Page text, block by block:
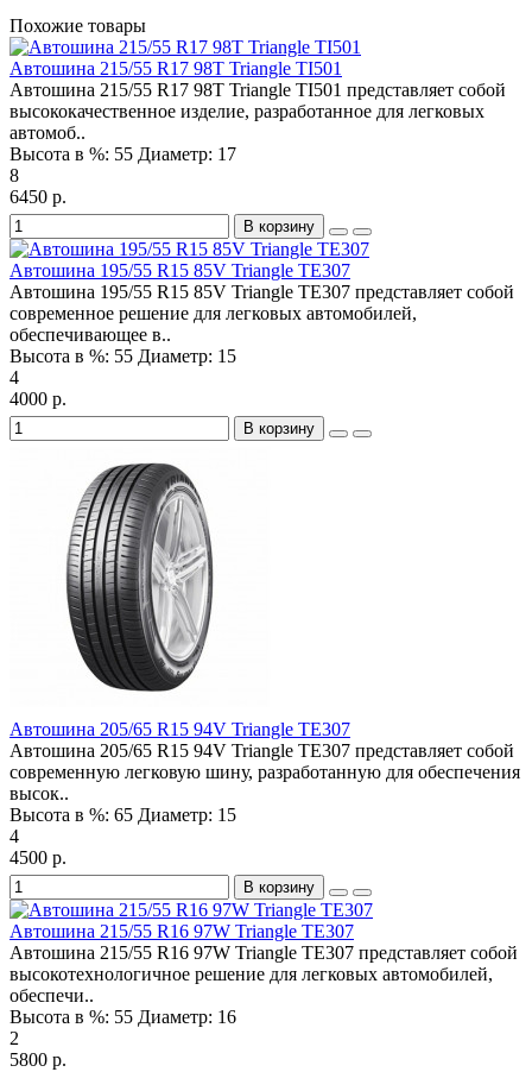
Похожие товары
Автошина 215/55 R17 98T Triangle TI501
Автошина 215/55 R17 98T Triangle TI501 представляет собой
высококачественное изделие, разработанное для легковых
автомоб..
Высота в %: 55 Диаметр: 17
8
6450 р.
В корзину
Автошина 195/55 R15 85V Triangle TE307
Автошина 195/55 R15 85V Triangle TE307 представляет собой
современное решение для легковых автомобилей,
обеспечивающее в..
Высота в %: 55 Диаметр: 15
4
4000 р.
В корзину
Автошина 205/65 R15 94V Triangle TE307
Автошина 205/65 R15 94V Triangle TE307 представляет собой
современную легковую шину, разработанную для обеспечения
высок..
Высота в %: 65 Диаметр: 15
4
4500 р.
В корзину
Автошина 215/55 R16 97W Triangle TE307
Автошина 215/55 R16 97W Triangle TE307 представляет собой
высокотехнологичное решение для легковых автомобилей,
обеспечи..
Высота в %: 55 Диаметр: 16
2
5800 р.